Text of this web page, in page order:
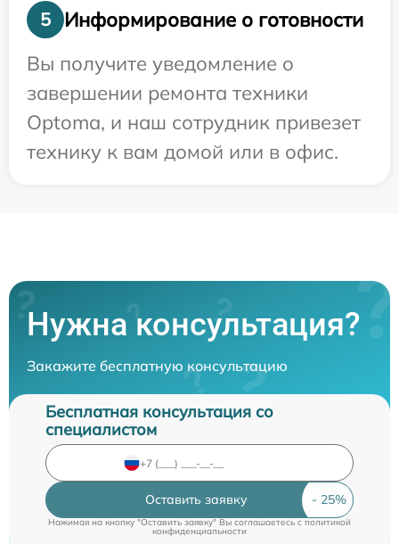
5
Информирование о готовности
Вы получите уведомление о
завершении ремонта техники
Optoma, и наш сотрудник привезет
технику к вам домой или в офис.
Нужна консультация?
Закажите бесплатную консультацию
Бесплатная консультация со
специалистом
Оставить заявку
Нажимая на кнопку "Оставить заявку" Вы соглашаетесь cполитикой
конфиденциальности